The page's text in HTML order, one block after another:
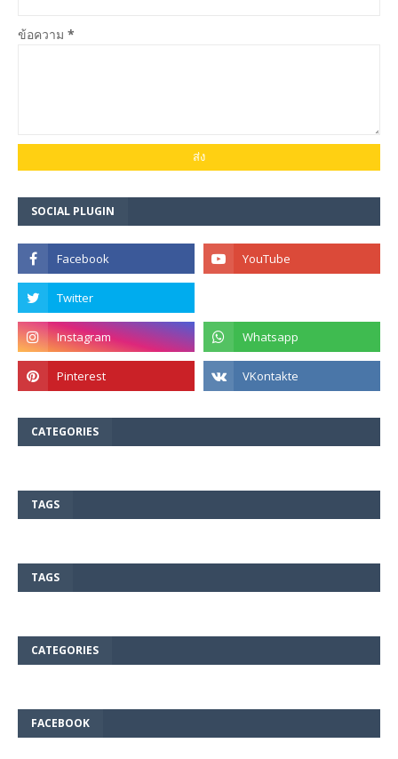
ข้อความ *
SOCIAL PLUGIN
CATEGORIES
TAGS
TAGS
CATEGORIES
FACEBOOK